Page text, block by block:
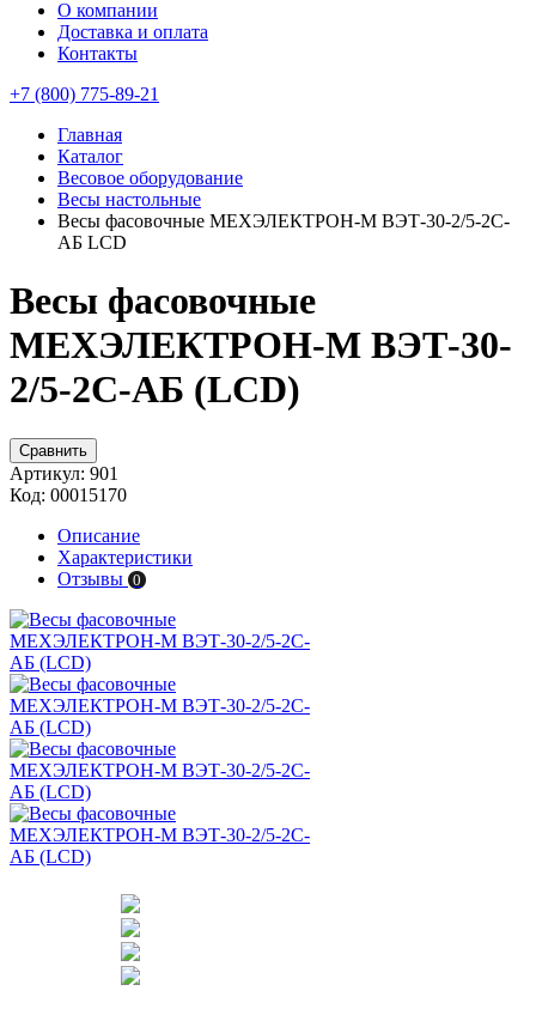
О компании
Доставка и оплата
Контакты
+7 (800) 775-89-21
Главная
Каталог
Весовое оборудование
Весы настольные
Весы фасовочные МЕХЭЛЕКТРОН-М ВЭТ-30-2/5-2С-
АБ LCD
Весы фасовочные
МЕХЭЛЕКТРОН-М ВЭТ-30-
2/5-2С-АБ (LCD)
Сравнить
Артикул: 901
Код: 00015170
Описание
Характеристики
Отзывы 0